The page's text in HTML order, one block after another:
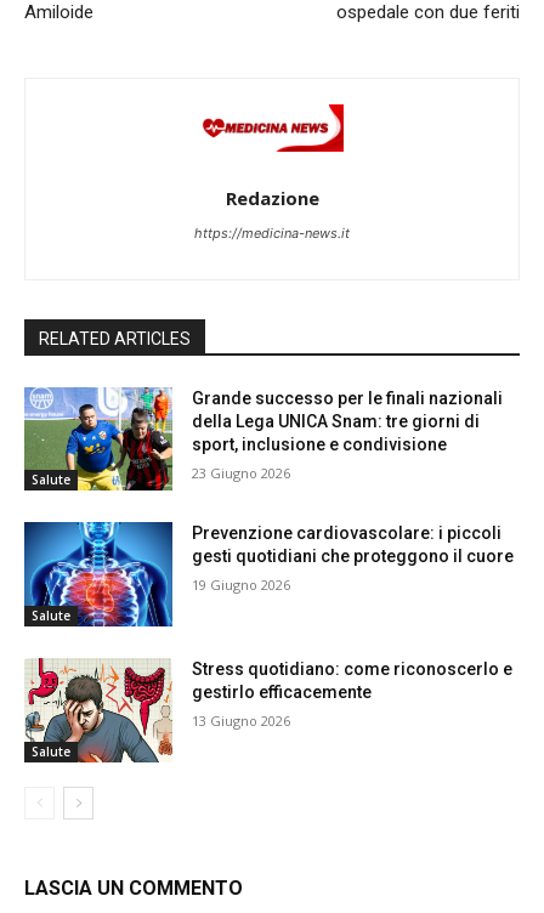
Amiloide
ospedale con due feriti
Redazione
https://medicina-news.it
RELATED ARTICLES
Salute
Grande successo per le finali nazionali
della Lega UNICA Snam: tre giorni di
sport, inclusione e condivisione
23 Giugno 2026
Salute
Prevenzione cardiovascolare: i piccoli
gesti quotidiani che proteggono il cuore
19 Giugno 2026
Salute
Stress quotidiano: come riconoscerlo e
gestirlo efficacemente
13 Giugno 2026
LASCIA UN COMMENTO